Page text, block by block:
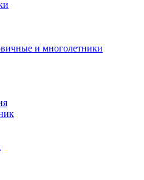
и многолетники